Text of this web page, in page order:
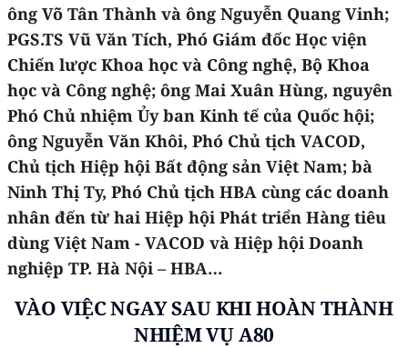
ông Võ Tân Thành và ông Nguyễn Quang Vinh;
PGS.TS Vũ Văn Tích, Phó Giám đốc Học viện
Chiến lược Khoa học và Công nghệ, Bộ Khoa
học và Công nghệ; ông Mai Xuân Hùng, nguyên
Phó Chủ nhiệm Ủy ban Kinh tế của Quốc hội;
ông Nguyễn Văn Khôi, Phó Chủ tịch VACOD,
Chủ tịch Hiệp hội Bất động sản Việt Nam; bà
Ninh Thị Ty, Phó Chủ tịch HBA cùng các doanh
nhân đến từ hai Hiệp hội Phát triển Hàng tiêu
dùng Việt Nam - VACOD và Hiệp hội Doanh
nghiệp TP. Hà Nội – HBA…
VÀO VIỆC NGAY SAU KHI HOÀN THÀNH
NHIỆM VỤ A80